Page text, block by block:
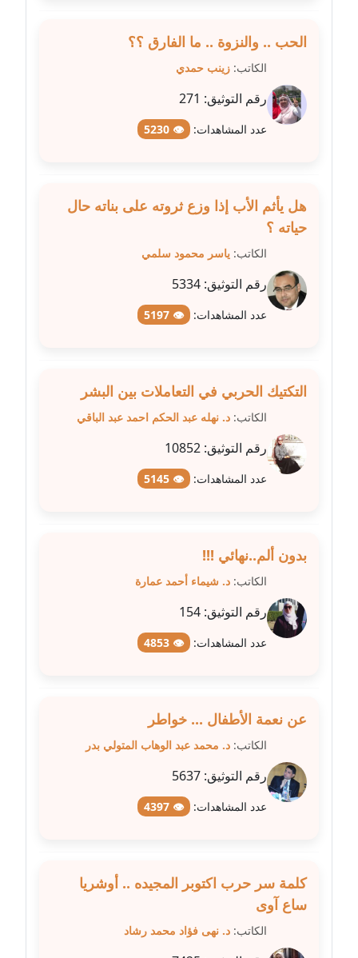
مدونة عبير سعد
عاملة
مدونة عبير عبد الرحيم (ماعت)
عاملة
مدونة عبير مصطفى
مدونة عزة بركة
عاملة
مدونة عطا الله حسب الله
عاملة
مدونة علا ابو السعادات
مدونة علا الأزوك
عاملة
مدونة علي الصادق
عاملة
مدونة علي الفشني
مدونة عماد مصباح
عاملة
مدونة عمرو عاطف
الحب .. والنزوة .. ما الفارق ؟؟
الكاتب: زينب حمدي
رقم التوثيق: 271
عدد المشاهدات: 👁 5230
هل يأثم الأب إذا وزع ثروته على بناته حال
حياته ؟
الكاتب: ياسر محمود سلمي
رقم التوثيق: 5334
عدد المشاهدات: 👁 5197
التكتيك الحربي في التعاملات بين البشر
الكاتب: د. نهله عبد الحكم احمد عبد الباقي
رقم التوثيق: 10852
عدد المشاهدات: 👁 5145
بدون ألم..نهائي !!!
الكاتب: د. شيماء أحمد عمارة
رقم التوثيق: 154
عدد المشاهدات: 👁 4853
عن نعمة الأطفال ... خواطر
الكاتب: د. محمد عبد الوهاب المتولي بدر
رقم التوثيق: 5637
عدد المشاهدات: 👁 4397
كلمة سر حرب اكتوبر المجيده .. أوشريا
ساع آوى
الكاتب: د. نهى فؤاد محمد رشاد